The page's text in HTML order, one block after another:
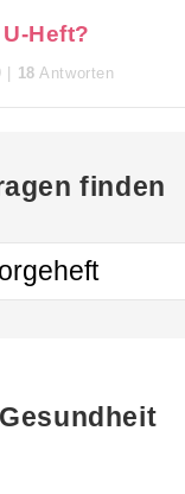
Heft?
| 18 Antworten
finden